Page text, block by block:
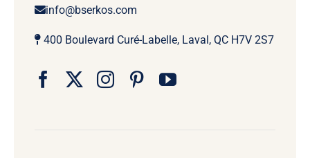
info@bserkos.com
400 Boulevard Curé-Labelle, Laval, QC H7V 2S7